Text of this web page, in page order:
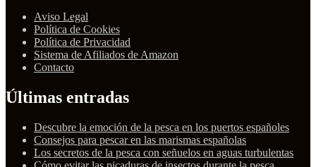
Aviso Legal
Política de Cookies
Política de Privacidad
Sistema de Afiliados de Amazon
Contacto
Últimas entradas
Descubre la emoción de la pesca en los puertos españoles
Consejos para pescar en las marismas españolas
Los secretos de la pesca con señuelos en aguas turbulentas